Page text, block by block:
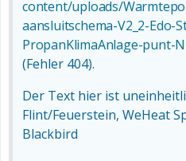
content/uploads/
aansluitschema-V2_2-Edo-
PropanKlimaAnlage-punt-
(Fehler 404).
Der Text hier ist
Flint/Feuerstein, WeHeat
Blackbird